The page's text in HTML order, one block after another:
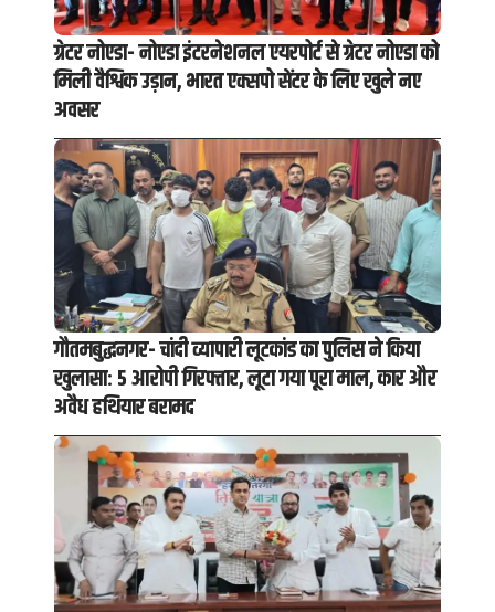
ग्रेटर नोएडा- नोएडा इंटरनेशनल एयरपोर्ट से ग्रेटर नोएडा को
मिली वैश्विक उड़ान, भारत एक्सपो सेंटर के लिए खुले नए
अवसर
गौतमबुद्धनगर- चांदी व्यापारी लूटकांड का पुलिस ने किया
खुलासा: 5 आरोपी गिरफ्तार, लूटा गया पूरा माल, कार और
अवैध हथियार बरामद